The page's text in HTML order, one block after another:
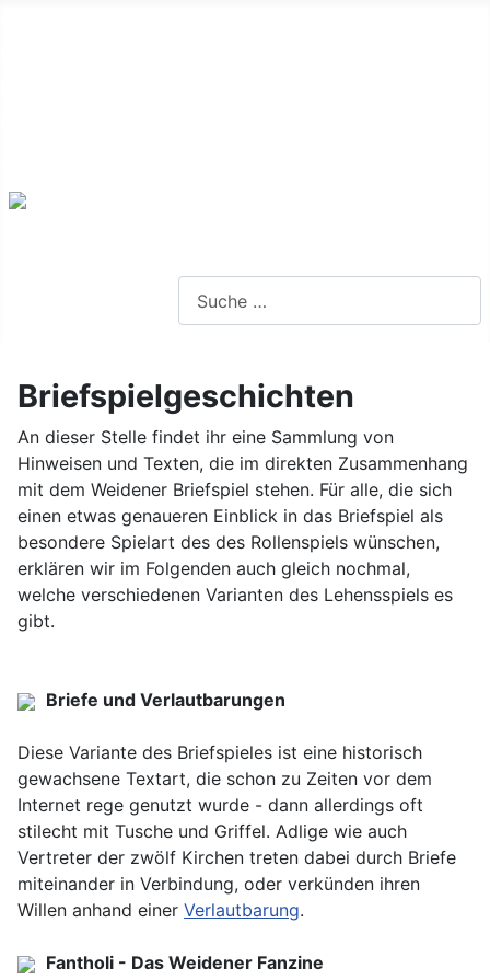
Briefspielgeschichten
An dieser Stelle findet ihr eine Sammlung von
Hinweisen und Texten, die im direkten Zusammenhang
mit dem Weidener Briefspiel stehen. Für alle, die sich
einen etwas genaueren Einblick in das Briefspiel als
besondere Spielart des des Rollenspiels wünschen,
erklären wir im Folgenden auch gleich nochmal,
welche verschiedenen Varianten des Lehensspiels es
gibt.
Briefe und Verlautbarungen
Diese Variante des Briefspieles ist eine historisch
gewachsene Textart, die schon zu Zeiten vor dem
Internet rege genutzt wurde - dann allerdings oft
stilecht mit Tusche und Griffel. Adlige wie auch
Vertreter der zwölf Kirchen treten dabei durch Briefe
miteinander in Verbindung, oder verkünden ihren
Willen anhand einer Verlautbarung.
Fantholi - Das Weidener Fanzine